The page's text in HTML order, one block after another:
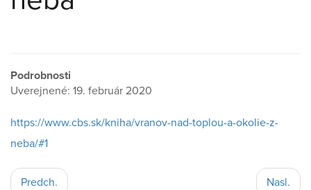
Podrobnosti
Uverejnené: 19. február 2020
https://www.cbs.sk/kniha/vranov-nad-toplou-a-okolie-z-
neba/#1
Predch. Nasl.